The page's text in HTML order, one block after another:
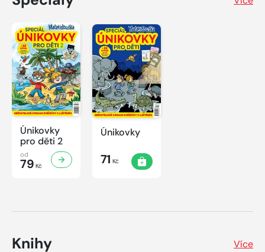
Únikovky
pro děti 2
od
79 Kč
Únikovky
71 Kč
Knihy Více